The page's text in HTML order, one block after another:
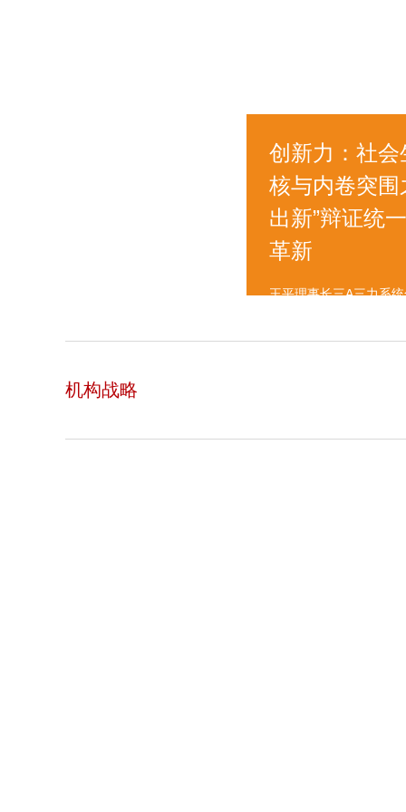
创新力：社
核与内卷突
出新”辩证统
革新
王平理事长三A三力系
机构战略